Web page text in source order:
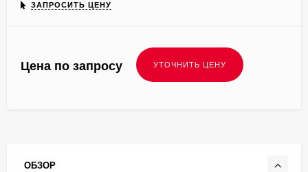
ЗАПРОСИТЬ ЦЕНУ
Цена по запросу
ОБЗОР